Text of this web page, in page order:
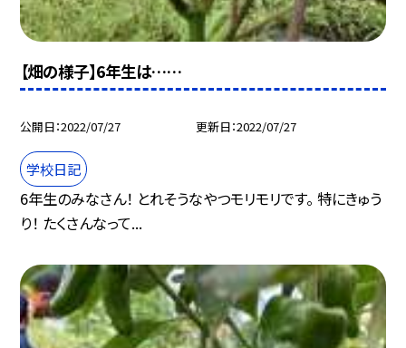
【畑の様子】6年生は……
公開日 2022/07/27 更新日 2022/07/27
学校日記
6年生のみなさん！ とれそうなやつモリモリです。 特にきゅう
り！ たくさんなって...